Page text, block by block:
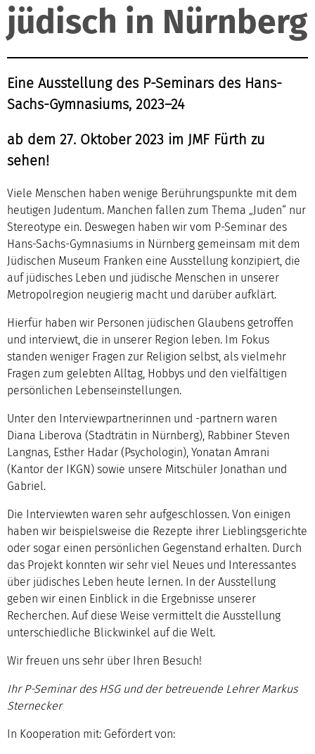
jüdisch in Nürnberg
Eine Ausstellung des P-Seminars des Hans-
Sachs-Gymnasiums, 2023–24
ab dem 27. Oktober 2023 im JMF Fürth zu
sehen!
Viele Menschen haben wenige Berührungspunkte mit dem
heutigen Judentum. Manchen fallen zum Thema „Juden“ nur
Stereotype ein. Deswegen haben wir vom P-Seminar des
Hans-Sachs-Gymnasiums in Nürnberg gemeinsam mit dem
Jüdischen Museum Franken eine Ausstellung konzipiert, die
auf jüdisches Leben und jüdische Menschen in unserer
Metropolregion neugierig macht und darüber aufklärt.
Hierfür haben wir Personen jüdischen Glaubens getroffen
und interviewt, die in unserer Region leben. Im Fokus
standen weniger Fragen zur Religion selbst, als vielmehr
Fragen zum gelebten Alltag, Hobbys und den vielfältigen
persönlichen Lebenseinstellungen.
Unter den Interviewpartnerinnen und -partnern waren
Diana Liberova (Stadträtin in Nürnberg), Rabbiner Steven
Langnas, Esther Hadar (Psychologin), Yonatan Amrani
(Kantor der IKGN) sowie unsere Mitschüler Jonathan und
Gabriel.
Die Interviewten waren sehr aufgeschlossen. Von einigen
haben wir beispielsweise die Rezepte ihrer Lieblingsgerichte
oder sogar einen persönlichen Gegenstand erhalten. Durch
das Projekt konnten wir sehr viel Neues und Interessantes
über jüdisches Leben heute lernen. In der Ausstellung
geben wir einen Einblick in die Ergebnisse unserer
Recherchen. Auf diese Weise vermittelt die Ausstellung
unterschiedliche Blickwinkel auf die Welt.
Wir freuen uns sehr über Ihren Besuch!
Ihr P-Seminar des HSG und der betreuende Lehrer Markus
Sternecker
In Kooperation mit: Gefördert von: